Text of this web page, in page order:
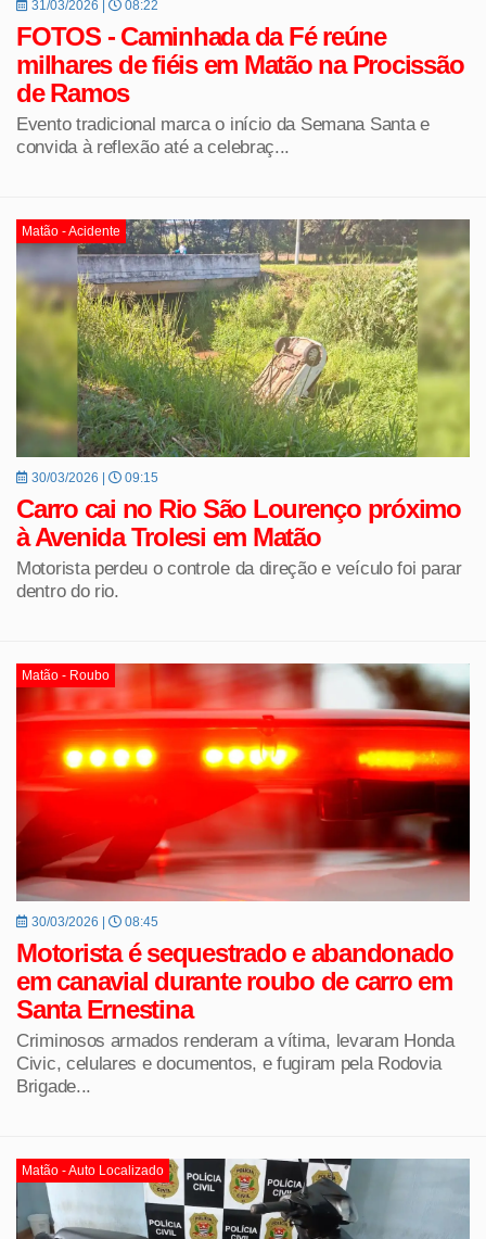
31/03/2026 | 08:22
FOTOS - Caminhada da Fé reúne
milhares de fiéis em Matão na Procissão
de Ramos
Evento tradicional marca o início da Semana Santa e
convida à reflexão até a celebraç...
Matão - Acidente
30/03/2026 | 09:15
Carro cai no Rio São Lourenço próximo
à Avenida Trolesi em Matão
Motorista perdeu o controle da direção e veículo foi parar
dentro do rio.
Matão - Roubo
30/03/2026 | 08:45
Motorista é sequestrado e abandonado
em canavial durante roubo de carro em
Santa Ernestina
Criminosos armados renderam a vítima, levaram Honda
Civic, celulares e documentos, e fugiram pela Rodovia
Brigade...
Matão - Auto Localizado